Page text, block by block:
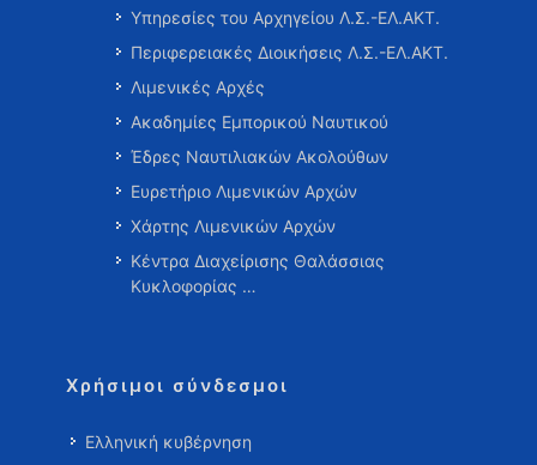
Υπηρεσίες του Αρχηγείου Λ.Σ.-ΕΛ.ΑΚΤ.
Περιφερειακές Διοικήσεις Λ.Σ.-ΕΛ.ΑΚΤ.
Λιμενικές Αρχές
Ακαδημίες Εμπορικού Ναυτικού
Έδρες Ναυτιλιακών Ακολούθων
Ευρετήριο Λιμενικών Αρχών
Χάρτης Λιμενικών Αρχών
Κέντρα Διαχείρισης Θαλάσσιας
Κυκλοφορίας …
Χρήσιμοι σύνδεσμοι
Ελληνική κυβέρνηση